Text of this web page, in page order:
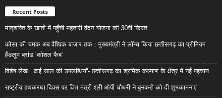
Recent Posts
मातृशक्ति के खातों में पहुँची महतारी वंदन योजना की 30वीं किस्त
कोसा की चमक अब वैश्विक बाजार तक : मुख्यमंत्री ने लॉन्च किया छत्तीसगढ़ का प्रीमियम
हैंडलूम ब्रांड ‘कोशल फैब’
विशेष लेख : ढाई साल की उपलब्धियाँ- छत्तीसगढ़ का श्रमिक कल्याण के क्षेत्र में नई पहचान
राष्ट्रीय हथकरघा दिवस पर वित्त मंत्री श्री ओपी चौधरी ने बुनकरों को दी शुभकामनाएं